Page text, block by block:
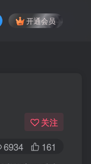
开通会员
关注
6934 161